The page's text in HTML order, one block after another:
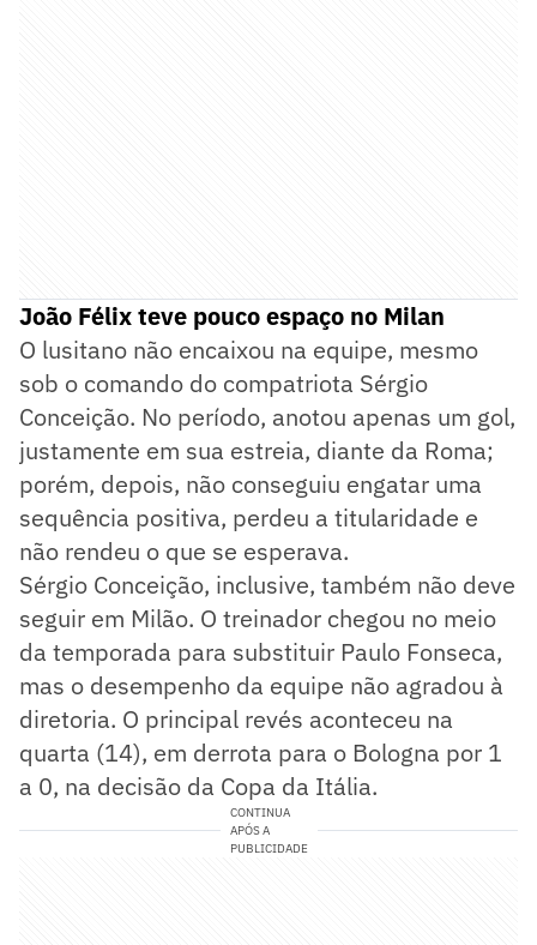
João Félix teve pouco espaço no Milan
O lusitano não encaixou na equipe, mesmo
sob o comando do compatriota Sérgio
Conceição. No período, anotou apenas um gol,
justamente em sua estreia, diante da Roma;
porém, depois, não conseguiu engatar uma
sequência positiva, perdeu a titularidade e
não rendeu o que se esperava.
Sérgio Conceição, inclusive, também não deve
seguir em Milão. O treinador chegou no meio
da temporada para substituir Paulo Fonseca,
mas o desempenho da equipe não agradou à
diretoria. O principal revés aconteceu na
quarta (14), em derrota para o Bologna por 1
a 0, na decisão da Copa da Itália.
CONTINUA
APÓS A
PUBLICIDADE